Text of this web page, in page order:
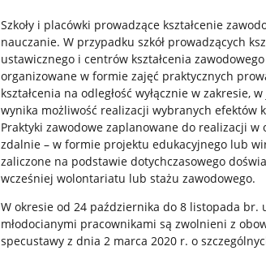
Szkoły i placówki prowadzące kształcenie
nauczanie. W przypadku szkół prowadzących
ustawicznego i centrów kształcenia
organizowane w formie zajęć praktycznych
kształcenia na odległość wyłącznie w
wynika możliwość realizacji wybranych efektów
Praktyki zawodowe zaplanowane do realizacji
zdalnie – w formie projektu edukacyjnego lub
zaliczone na podstawie dotychczasowego
wcześniej wolontariatu lub stażu zawodowego.
W okresie od 24 października do 8 listopada br.
młodocianymi pracownikami są zwolnieni z
specustawy z dnia 2 marca 2020 r. o